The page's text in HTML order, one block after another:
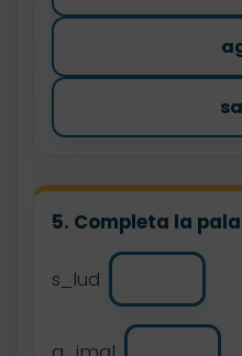
5. Completa la
s_lud